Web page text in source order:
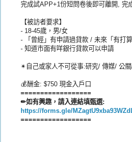
完成試APP+1份短問卷後即可離開, 完
【被訪者要求】
- 18-45歲，男/女
- 「曾經」有申請過貸款 / 未來「有打
- 知道市面有咩銀行貸款可以申請
✴自己或家人不可從事:研究/ 傳媒/ 公
💰酬金: $750 現金入戶口
==================
✏如有興趣，請入連結填甄選:
https://forms.gle/
==================